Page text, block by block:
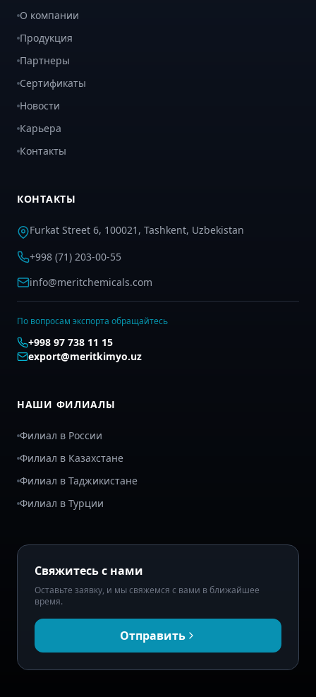
О компании
Продукция
Партнеры
Сертификаты
Новости
Карьера
Контакты
КОНТАКТЫ
Furkat Street 6, 100021, Tashkent, Uzbekistan
+998 (71) 203-00-55
info@meritchemicals.com
По вопросам экспорта обращайтесь
+998 97 738 11 15
export@meritkimyo.uz
НАШИ ФИЛИАЛЫ
Филиал в России
Филиал в Казахстане
Филиал в Таджикистане
Филиал в Турции
Свяжитесь с нами
Оставьте заявку, и мы свяжемся с вами в ближайшее
время.
Отправить